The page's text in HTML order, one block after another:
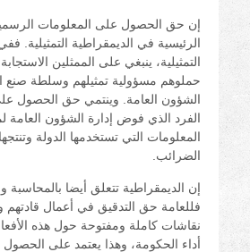
إن حق الحصول على المعلومات
الرئيسية في الديمقراطية التمثيلية.
التمثيلية، ينبغي على الممثلين
حملوهم مسؤولية تمثيلهم وسلطة صنع
الشؤون العامة. وينتمي حق الحصول
الفرد الذي فوض إدارة الشؤون العامة
المعلومات التي تستخدمها الدولة
الضرائب.
إن الديمقراطية تتعلق أيضا بالمحاسبة
فللعامة حق التدقيق في أعمال
نقاشات كاملة ومفتوحة حول هذه
أداء الحكومة، وهذا يعتمد على